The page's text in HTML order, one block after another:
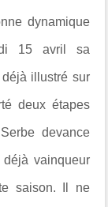
dynamique
15 avril sa
illustré sur
deux étapes
devance
déjà vainqueur
saison. Il ne